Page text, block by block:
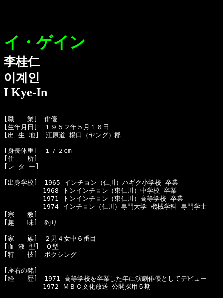
イ・ゲイン
李桂仁
이계인
I Kye-In
[職　　業]　俳優
[生年月日]　１９５２年５月１６日
[出 生 地]　江原道 楊口（ヤング）郡
[身長体重]　１７２cm
[住　　所]
[レ タ ー]
[出身学校]　1965 インチョン（仁川）ハギク小学校 卒業
1968 トンインチョン（東仁川）中学校 卒業
1971 トンインチョン（東仁川）高等学校 卒業
1974 インチョン（仁川）専門大学 機械学科 専門学士
[宗　　教]
[趣　　味]　釣り
[家　　族]　２男４女中６番目
[血 液 型]　Ｏ型
[特　　技]　ボクシング
[座右の銘]
[経　　歴]　1971 高等学校を卒業した年に演劇俳優としてデビュー
1972 ＭＢＣ文化放送 公開採用５期